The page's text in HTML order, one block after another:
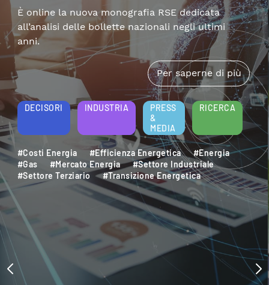
È online la nuova monografia RSE dedicata
all’analisi delle bollette nazionali negli ultimi
anni.
Per saperne di più
DECISORI INDUSTRIA
PRESS
&
MEDIA
RICERCA
#Costi Energia #Efficienza Energetica
#Energia
#Gas
#Mercato Energia
#Settore Industriale
#Settore Terziario
#Transizione Energetica